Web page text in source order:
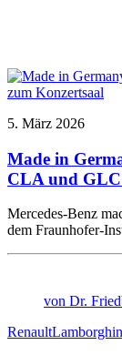
5. März 2026
Made in
CLA und GLC
Mercedes-Benz
dem Fraunhofer-
von Dr.
Renault